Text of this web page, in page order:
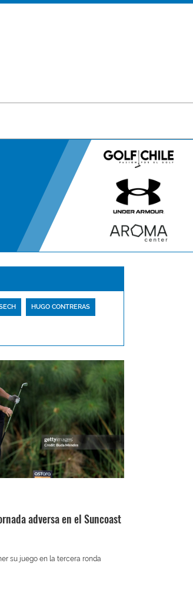
HUGO CONTRERAS
adversa en el Suncoast
su juego en la tercera ronda